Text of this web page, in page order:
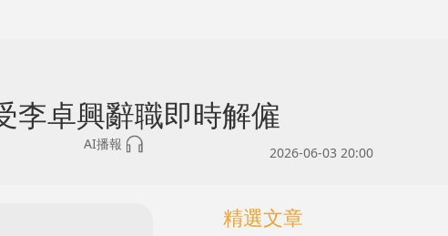
卓興辭職即時解僱
AI播報
2026-06-03 20:00
精選文章